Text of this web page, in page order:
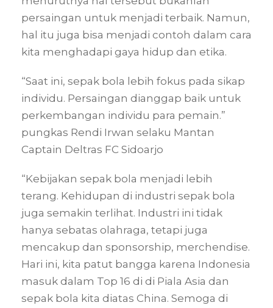
persaingan untuk menjadi terbaik. Namun,
hal itu juga bisa menjadi contoh dalam cara
kita menghadapi gaya hidup dan etika.
“Saat ini, sepak bola lebih fokus pada sikap
individu. Persaingan dianggap baik untuk
perkembangan individu para pemain.”
pungkas Rendi Irwan selaku Mantan
Captain Deltras FC Sidoarjo
“Kebijakan sepak bola menjadi lebih
terang. Kehidupan di industri sepak bola
juga semakin terlihat. Industri ini tidak
hanya sebatas olahraga, tetapi juga
mencakup dan sponsorship, merchendise.
Hari ini, kita patut bangga karena Indonesia
masuk dalam Top 16 di di Piala Asia dan
sepak bola kita diatas China. Semoga di